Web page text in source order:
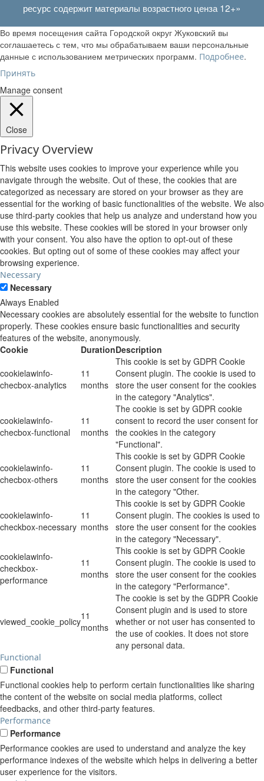
ресурс содержит материалы возрастного ценза 12+»
Во время посещения сайта Городской округ Жуковский вы
соглашаетесь с тем, что мы обрабатываем ваши персональные
данные с использованием метрических программ. Подробнее.
Принять
Manage consent
Close
Privacy Overview
This website uses cookies to improve your experience while you
navigate through the website. Out of these, the cookies that are
categorized as necessary are stored on your browser as they are
essential for the working of basic functionalities of the website. We also
use third-party cookies that help us analyze and understand how you
use this website. These cookies will be stored in your browser only
with your consent. You also have the option to opt-out of these
cookies. But opting out of some of these cookies may affect your
browsing experience.
Necessary
Necessary
Always Enabled
Necessary cookies are absolutely essential for the website to function
properly. These cookies ensure basic functionalities and security
features of the website, anonymously.
Cookie
DurationDescription
cookielawinfo-
checbox-analytics
11
months
This cookie is set by GDPR Cookie
Consent plugin. The cookie is used to
store the user consent for the cookies
in the category "Analytics".
cookielawinfo-
checbox-functional
11
months
The cookie is set by GDPR cookie
consent to record the user consent for
the cookies in the category
"Functional".
cookielawinfo-
checbox-others
11
months
This cookie is set by GDPR Cookie
Consent plugin. The cookie is used to
store the user consent for the cookies
in the category "Other.
cookielawinfo-
checkbox-necessary
11
months
This cookie is set by GDPR Cookie
Consent plugin. The cookies is used to
store the user consent for the cookies
in the category "Necessary".
cookielawinfo-
checkbox-
performance
11
months
This cookie is set by GDPR Cookie
Consent plugin. The cookie is used to
store the user consent for the cookies
in the category "Performance".
viewed_cookie_policy11
months
The cookie is set by the GDPR Cookie
Consent plugin and is used to store
whether or not user has consented to
the use of cookies. It does not store
any personal data.
Functional
Functional
Functional cookies help to perform certain functionalities like sharing
the content of the website on social media platforms, collect
feedbacks, and other third-party features.
Performance
Performance
Performance cookies are used to understand and analyze the key
performance indexes of the website which helps in delivering a better
user experience for the visitors.